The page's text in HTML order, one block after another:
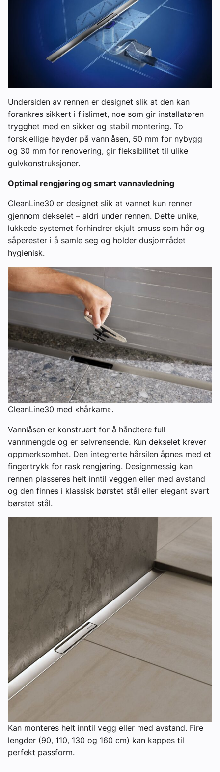
Undersiden av rennen er designet slik at den kan
forankres sikkert i flislimet, noe som gir installatøren
trygghet med en sikker og stabil montering. To
forskjellige høyder på vannlåsen, 50 mm for nybygg
og 30 mm for renovering, gir fleksibilitet til ulike
gulvkonstruksjoner.
Optimal rengjøring og smart vannavledning
CleanLine30 er designet slik at vannet kun renner
gjennom dekselet – aldri under rennen. Dette unike,
lukkede systemet forhindrer skjult smuss som hår og
såperester i å samle seg og holder dusjområdet
hygienisk.
CleanLine30 med «hårkam».
Vannlåsen er konstruert for å håndtere full
vannmengde og er selvrensende. Kun dekselet krever
oppmerksomhet. Den integrerte hårsilen åpnes med et
fingertrykk for rask rengjøring. Designmessig kan
rennen plasseres helt inntil veggen eller med avstand
og den finnes i klassisk børstet stål eller elegant svart
børstet stål.
Kan monteres helt inntil vegg eller med avstand. Fire
lengder (90, 110, 130 og 160 cm) kan kappes til
perfekt passform.